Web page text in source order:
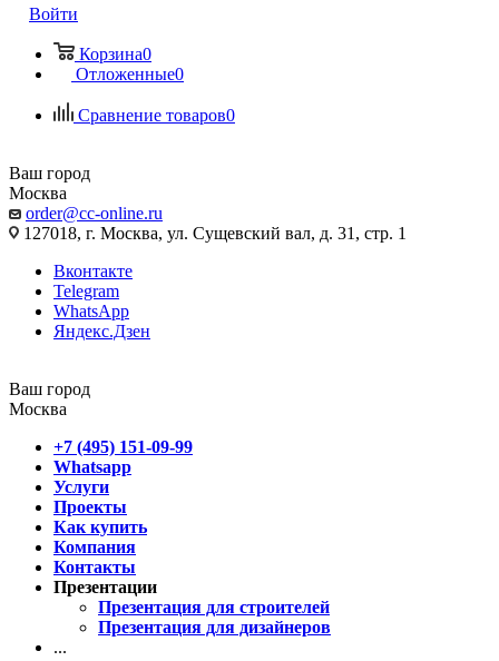
Войти
Корзина0
Отложенные0
Сравнение товаров0
Ваш город
Москва
order@cc-online.ru
127018, г. Москва, ул. Сущевский вал, д. 31, стр. 1
Вконтакте
Telegram
WhatsApp
Яндекс.Дзен
Ваш город
Москва
+7 (495) 151-09-99
Whatsapp
Услуги
Проекты
Как купить
Компания
Контакты
Презентации
Презентация для строителей
Презентация для дизайнеров
...